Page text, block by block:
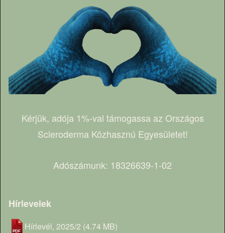
Kérjük, adója 1%-val támogassa az Országos
Scleroderma Közhasznú Egyesületet!
Adószámunk: 18326639-1-02
Hírlevelek
Hírlevél, 2025/2 (4.74 MB)